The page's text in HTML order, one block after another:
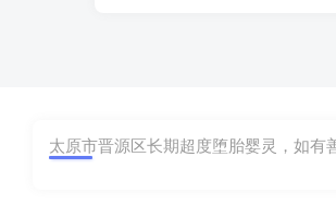
太原市晋源区长期超度堕胎婴灵，如